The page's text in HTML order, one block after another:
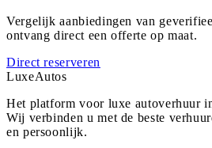
Vergelijk aanbiedingen van
ontvang direct een offerte op maat.
Direct reserveren
LuxeAutos
Het platform voor luxe autoverhuur
Wij verbinden u met de beste
en persoonlijk.